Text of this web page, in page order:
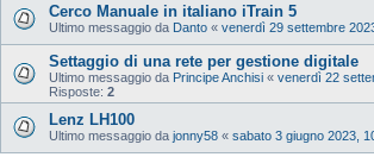
Cerco Manuale in italiano iTrain 5
Ultimo messaggio da Danto « venerdì 29 settembre
Settaggio di una rete per gestione digitale
Ultimo messaggio da Principe Anchisi « venerdì 22
Risposte: 2
Lenz LH100
Ultimo messaggio da jonny58 « sabato 3 giugno 2023,